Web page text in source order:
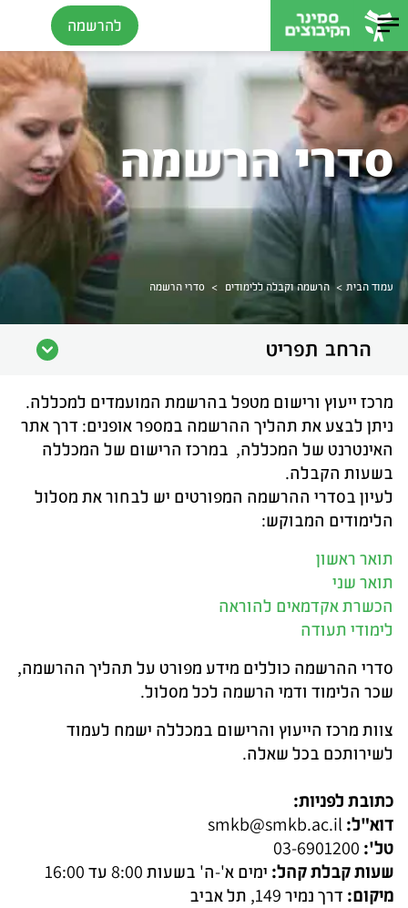
להרשמה
עמוד הבית > הרשמה וקבלה ללימודים > סדרי הרשמה
סדרי הרשמה
הרחב תפריט
מרכז ייעוץ ורישום מטפל בהרשמת המועמדים למכללה.
ניתן לבצע את תהליך ההרשמה במספר אופנים: דרך אתר
האינטרנט של המכללה, במרכז הרישום של המכללה
בשעות הקבלה.
לעיון בסדרי ההרשמה המפורטים יש לבחור את מסלול
הלימודים המבוקש:
תואר ראשון
תואר שני
הכשרת אקדמאים להוראה
לימודי תעודה
סדרי ההרשמה כוללים מידע מפורט על תהליך ההרשמה,
שכר הלימוד ודמי הרשמה לכל מסלול.
צוות מרכז הייעוץ והרישום במכללה ישמח לעמוד
לשירותכם בכל שאלה.
כתובת לפניות:
דוא"ל:
טל':
שעות קבלת קהל: ימים א'-ה' בשעות 8:00 עד 16:00
מיקום: דרך נמיר 149, תל אביב